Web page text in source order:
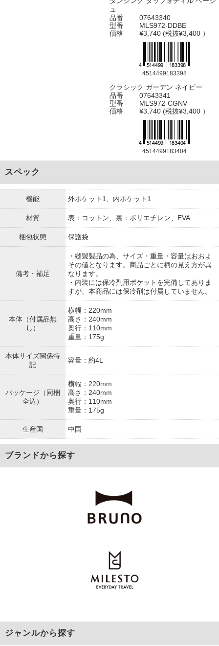
ュ
品番
07643340
型番
MLS972-DDBE
価格
¥3,740 (税抜¥3,400 ）
4514499183398
クラシック ガーデン ネイビー
品番
07643341
型番
MLS972-CGNV
価格
¥3,740 (税抜¥3,400 ）
4514499183404
スペック
機能 外ポケット1、内ポケット1
材質 表：コットン、裏：ポリエチレン、EVA
梱包状態 保護袋
備考・補足
・縫製製品の為、サイズ・重量・容量はおおよ
その値となります。商品ごとに柄の見え方が異
なります。
・内装には保冷剤用ポケットを完備してありま
すが、本商品には保冷剤は付属していません。
本体（付属品無
し）
横幅：220mm
高さ：240mm
奥行：110mm
重量：175g
本体サイズ関係特
記
容量：約4L
パッケージ（同梱
全込）
横幅：220mm
高さ：240mm
奥行：110mm
重量：175g
生産国 中国
ブランドから探す
ジャンルから探す